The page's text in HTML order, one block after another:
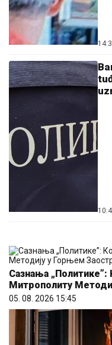
Сазнања „Политике”:
Митрополиту
05. 08. 2026 15:45